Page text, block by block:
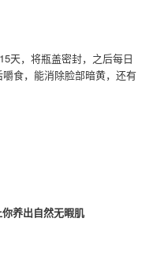
天，将瓶盖密封，之后每日
食，能消除脸部暗黄，还有
养出自然无暇肌